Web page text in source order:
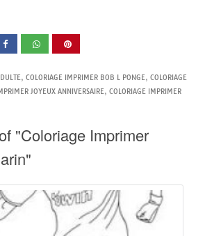
, COLORIAGE IMPRIMER BOB L PONGE, COLORIAGE
JOYEUX ANNIVERSAIRE, COLORIAGE IMPRIMER
"Coloriage Imprimer